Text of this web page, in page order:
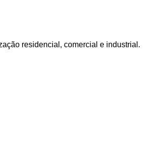
residencial, comercial e industrial.